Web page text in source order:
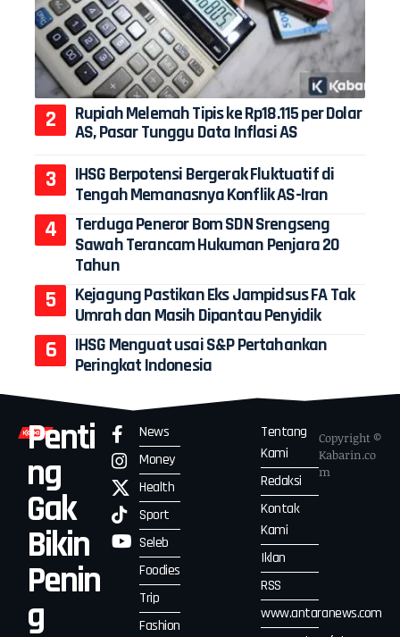
Rupiah Melemah Tipis ke Rp18.115 per Dolar
AS, Pasar Tunggu Data Inflasi AS
IHSG Berpotensi Bergerak Fluktuatif di
Tengah Memanasnya Konflik AS-Iran
Terduga Peneror Bom SDN Srengseng
Sawah Terancam Hukuman Penjara 20
Tahun
Kejagung Pastikan Eks Jampidsus FA Tak
Umrah dan Masih Dipantau Penyidik
IHSG Menguat usai S&P Pertahankan
Peringkat Indonesia
Penti
ng
Gak
Bikin
Penin
g
News
Money
Health
Sport
Seleb
Foodies
Trip
Fashion
Tentang
Kami
Redaksi
Kontak
Kami
Iklan
RSS
www.antaranews.com
Copyright ©
Kabarin.co
m